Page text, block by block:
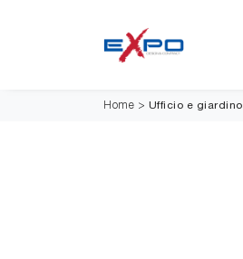
Home > Ufficio e giardino